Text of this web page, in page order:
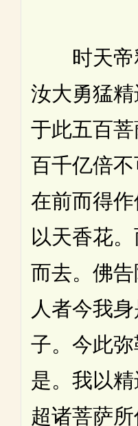
时天帝
汝大勇猛精
于此五百
百千亿倍
在前而得
以天香花
而去。佛
人者今我
子。今此
是。我以精
超诸菩萨